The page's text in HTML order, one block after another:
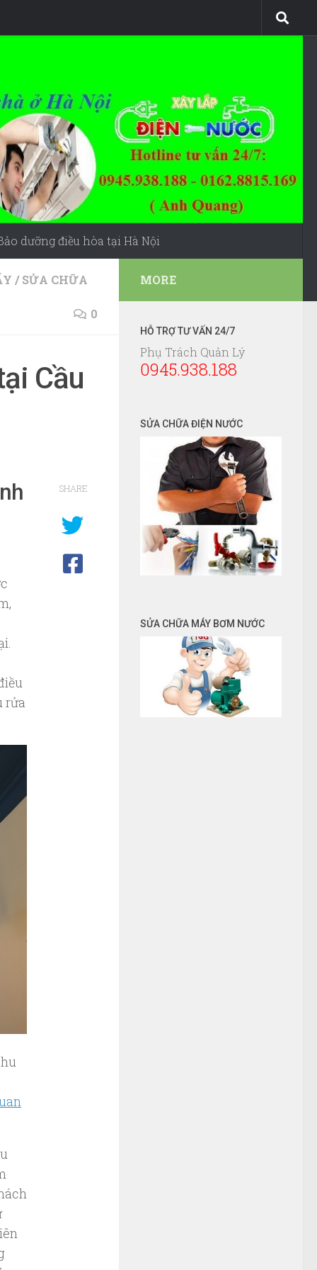
dưỡng điều hòa tại Hà Nội
/ SỬA CHỮA
0
Cầu
rửa
SHARE
MORE
HỖ TRỢ TƯ VẤN 24/7
Phụ Trách Quản Lý
0945.938.188
SỬA CHỮA ĐIỆN NƯỚC
SỬA CHỮA MÁY BƠM NƯỚC